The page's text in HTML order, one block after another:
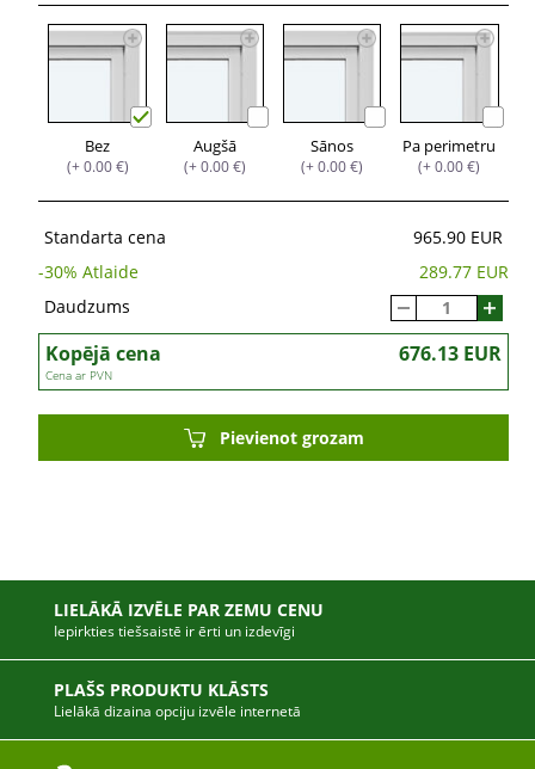
Bez
(+ 0.00 €)
Augšā
(+ 0.00 €)
Sānos
(+ 0.00 €)
Pa perimetru
(+ 0.00 €)
Standarta cena
965.90 EUR
-30% Atlaide
289.77 EUR
Daudzums
Kopējā cena 676.13 EUR
Cena ar PVN
Pievienot grozam
LIELĀKĀ IZVĒLE PAR ZEMU CENU
Iepirkties tiešsaistē ir ērti un izdevīgi
PLAŠS PRODUKTU KLĀSTS
Lielākā dizaina opciju izvēle internetā